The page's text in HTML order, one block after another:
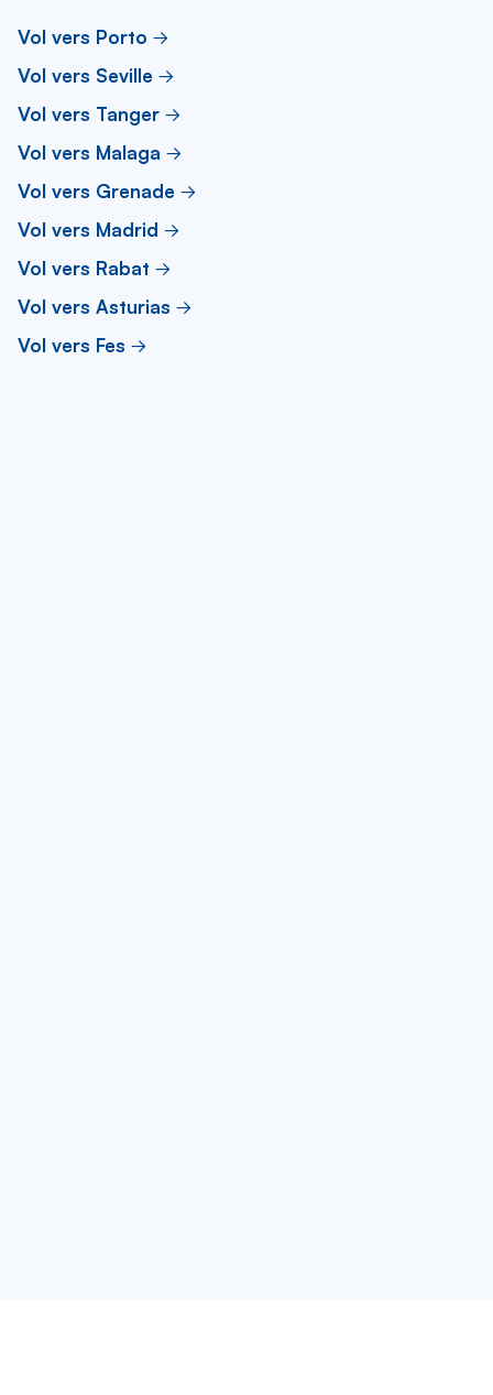
Vol vers Porto
Vol vers Seville
Vol vers Tanger
Vol vers Malaga
Vol vers Grenade
Vol vers Madrid
Vol vers Rabat
Vol vers Asturias
Vol vers Fes